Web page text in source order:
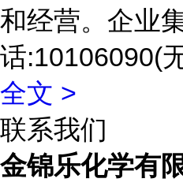
和经营。企业
话:10106090(
全文 >
联系我们
金锦乐化学有